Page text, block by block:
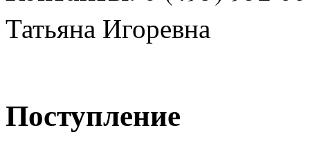
Татьяна Игоревна
Поступление